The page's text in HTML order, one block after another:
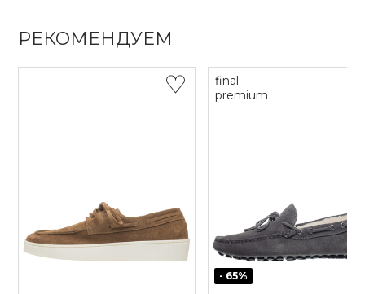
РЕКОМЕНДУЕМ
final
premium
- 65%